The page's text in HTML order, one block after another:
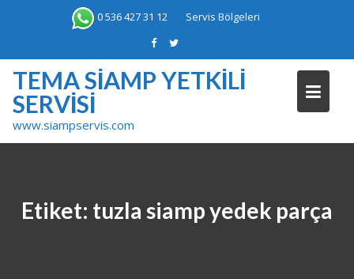
0 536 427 31 12 Servis Bölgeleri
TEMA SIAMP YETKILI
SERVISI
www.siampservis.com
Etiket: tuzla siamp yedek parça